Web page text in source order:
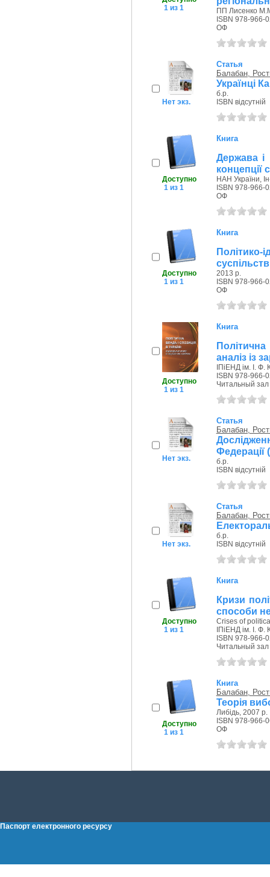
1 из 1
ПП Лисенко
ISBN 978-966-
ОФ
Нет экз.
Статья
Балабан,
Українці
б.р.
ISBN відсутній
Доступно
1 из 1
Книга
Держава і
концепції
НАН України,
ISBN 978-966-
ОФ
Доступно
1 из 1
Книга
2013 р.
ISBN 978-966-
ОФ
Доступно
1 из 1
Книга
аналіз із
ІПіЕНД ім. І.
ISBN 978-966-
Читальный зал
Нет экз.
Статья
Балабан,
Федерації
б.р.
ISBN відсутній
Нет экз.
Статья
Балабан,
б.р.
ISBN відсутній
Доступно
1 из 1
Книга
Кризи
способи
Crises of
ІПіЕНД ім. І.
ISBN 978-966-
Читальный зал
Доступно
1 из 1
Книга
Балабан,
Теорія
Либідь, 2007 р.
ISBN 978-966-
ОФ
Паспорт електронного ресурсу